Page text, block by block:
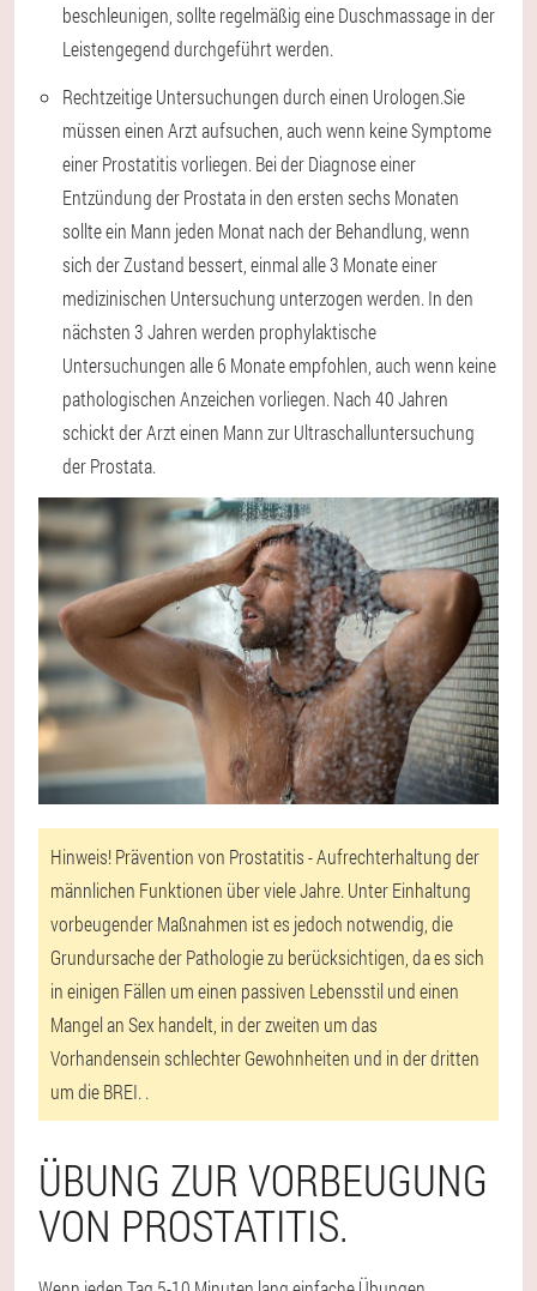
beschleunigen, sollte regelmäßig eine Duschmassage in der
Leistengegend durchgeführt werden.
Rechtzeitige Untersuchungen durch einen Urologen.Sie
müssen einen Arzt aufsuchen, auch wenn keine Symptome
einer Prostatitis vorliegen. Bei der Diagnose einer
Entzündung der Prostata in den ersten sechs Monaten
sollte ein Mann jeden Monat nach der Behandlung, wenn
sich der Zustand bessert, einmal alle 3 Monate einer
medizinischen Untersuchung unterzogen werden. In den
nächsten 3 Jahren werden prophylaktische
Untersuchungen alle 6 Monate empfohlen, auch wenn keine
pathologischen Anzeichen vorliegen. Nach 40 Jahren
schickt der Arzt einen Mann zur Ultraschalluntersuchung
der Prostata.
Hinweis! Prävention von Prostatitis - Aufrechterhaltung der
männlichen Funktionen über viele Jahre. Unter Einhaltung
vorbeugender Maßnahmen ist es jedoch notwendig, die
Grundursache der Pathologie zu berücksichtigen, da es sich
in einigen Fällen um einen passiven Lebensstil und einen
Mangel an Sex handelt, in der zweiten um das
Vorhandensein schlechter Gewohnheiten und in der dritten
um die BREI. .
ÜBUNG ZUR VORBEUGUNG
VON PROSTATITIS.